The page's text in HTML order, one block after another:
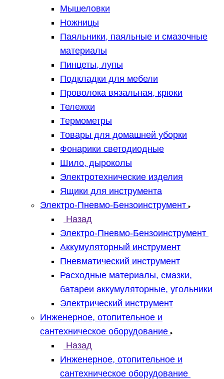
Мышеловки
Ножницы
Паяльники, паяльные и смазочные
материалы
Пинцеты, лупы
Подкладки для мебели
Проволока вязальная, крюки
Тележки
Термометры
Товары для домашней уборки
Фонарики светодиодные
Шило, дыроколы
Электротехнические изделия
Ящики для инструмента
Электро-Пневмо-Бензоинструмент
Назад
Электро-Пневмо-Бензоинструмент
Аккумуляторный инструмент
Пневматический инструмент
Расходные материалы, смазки,
батареи аккумуляторные, угольники
Электрический инструмент
Инженерное, отопительное и
сантехническое оборудование
Назад
Инженерное, отопительное и
сантехническое оборудование